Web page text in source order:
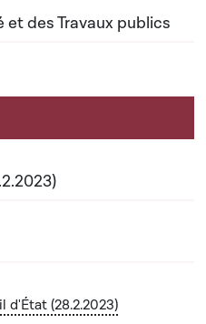
des Travaux publics
d'État (28.2.2023)